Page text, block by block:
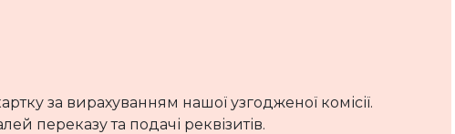
за вирахуванням нашої узгодженої комісії.
переказу та подачі реквізитів.